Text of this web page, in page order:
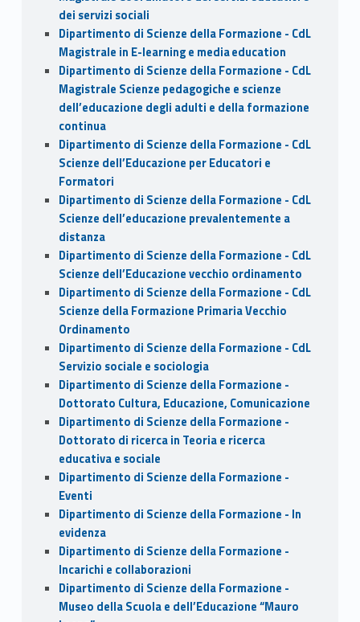
dei servizi sociali
Dipartimento di Scienze della Formazione - CdL
Magistrale in E-learning e media education
Dipartimento di Scienze della Formazione - CdL
Magistrale Scienze pedagogiche e scienze
dell’educazione degli adulti e della formazione
continua
Dipartimento di Scienze della Formazione - CdL
Scienze dell’Educazione per Educatori e
Formatori
Dipartimento di Scienze della Formazione - CdL
Scienze dell’educazione prevalentemente a
distanza
Dipartimento di Scienze della Formazione - CdL
Scienze dell’Educazione vecchio ordinamento
Dipartimento di Scienze della Formazione - CdL
Scienze della Formazione Primaria Vecchio
Ordinamento
Dipartimento di Scienze della Formazione - CdL
Servizio sociale e sociologia
Dipartimento di Scienze della Formazione -
Dottorato Cultura, Educazione, Comunicazione
Dipartimento di Scienze della Formazione -
Dottorato di ricerca in Teoria e ricerca
educativa e sociale
Dipartimento di Scienze della Formazione -
Eventi
Dipartimento di Scienze della Formazione - In
evidenza
Dipartimento di Scienze della Formazione -
Incarichi e collaborazioni
Dipartimento di Scienze della Formazione -
Museo della Scuola e dell’Educazione “Mauro